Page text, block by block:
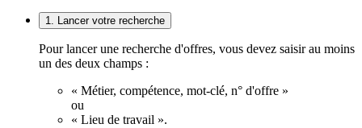
1. Lancer votre recherche
Pour lancer une recherche d'offres, vous devez saisir au moins
un des deux champs :
« Métier, compétence, mot-clé, n° d'offre »
ou
« Lieu de travail ».